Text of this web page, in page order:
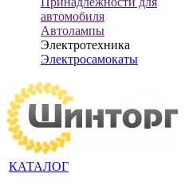
автомобиля
Автолампы
Электротехника
Электросамокаты
КАТАЛОГ